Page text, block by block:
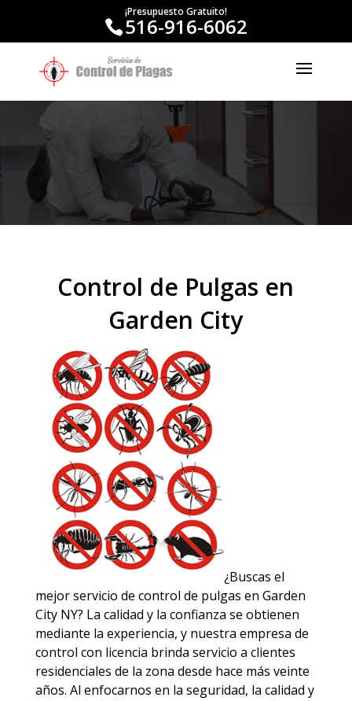
¡Presupuesto Gratuito!
516-916-6062
Control de Pulgas en
Garden City
¿Buscas el
mejor servicio de control de pulgas en Garden
City NY? La calidad y la confianza se obtienen
mediante la experiencia, y nuestra empresa de
control con licencia brinda servicio a clientes
residenciales de la zona desde hace más veinte
años. Al enfocarnos en la seguridad, la calidad y